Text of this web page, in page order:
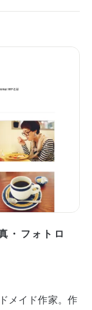
・フォトロ
メイド作家。作